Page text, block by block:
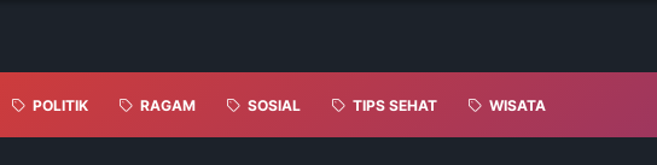
POLITIK RAGAM SOSIAL TIPS SEHAT WISATA